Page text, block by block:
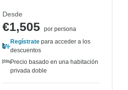
Desde
€1,505 por persona
Regístrate para acceder a los
descuentos
Precio basado en una habitación
privada doble